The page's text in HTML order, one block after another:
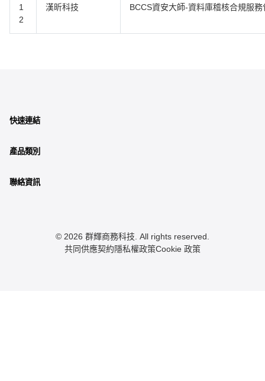
1
2
漢昕科技 BCCS資安大師-資料庫稽核合規服
快速連結
產品類別
聯絡資訊
© 2026 群輝商務科技. All rights reserved.
共同供應契約隱私權政策Cookie 政策